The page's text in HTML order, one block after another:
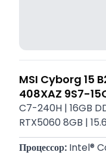
MSI Cyborg 15
408XAZ 9S7-
C7-240H | 16GB
RTX5060 8GB |
Процессор: Intel®